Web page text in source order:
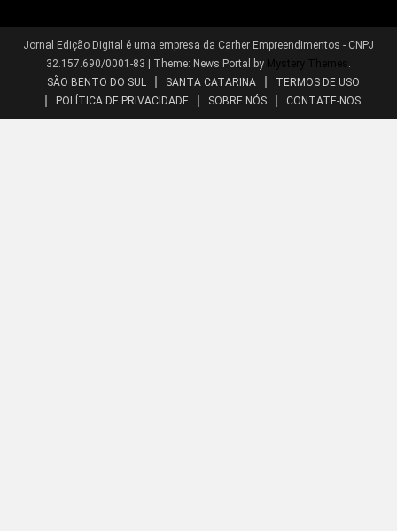
Jornal Edição Digital é uma empresa da Carher Empreendimentos - CNPJ
32.157.690/0001-83
Theme: News Portal by Mystery Themes .
SÃO BENTO DO SUL
SANTA CATARINA
TERMOS DE USO
POLÍTICA DE PRIVACIDADE
SOBRE NÓS CONTATE-NOS